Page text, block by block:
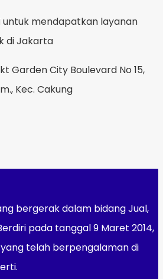
untuk mendapatkan layanan
di Jakarta
Garden City Boulevard No 15,
Kec. Cakung
bergerak dalam bidang Jual,
pada tanggal 9 Maret 2014,
telah berpengalaman di